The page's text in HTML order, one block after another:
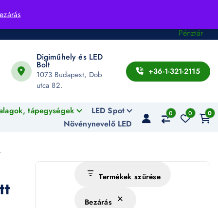
Pénztár
Digiműhely és LED
Bolt
1073 Budapest, Dob
utca 82.
+36-1-321-2115
tápegységek
LED Spot
Növénynevelő LED
0 0 0
Termékek szűrése
Bezárás